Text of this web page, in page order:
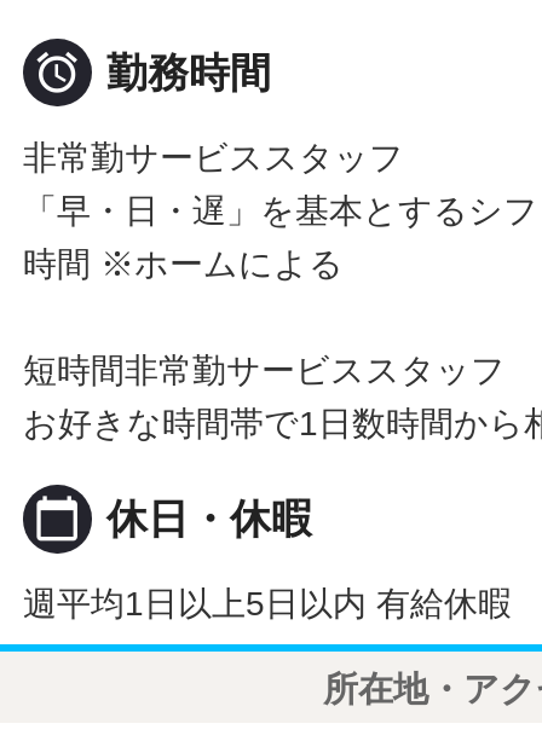
 勤務時間
非常勤サービススタッフ
「早・日・遅」を基本とするシ
時間 ※ホームによる
短時間非常勤サービススタッフ
お好きな時間帯で1日数時間か
calendar_today 休日・休暇
週平均1日以上5日以内 有給休暇
所在地・ア